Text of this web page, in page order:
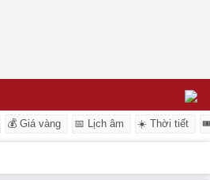
💰 Giá vàng 📅 Lịch âm ☀️ Thời tiết